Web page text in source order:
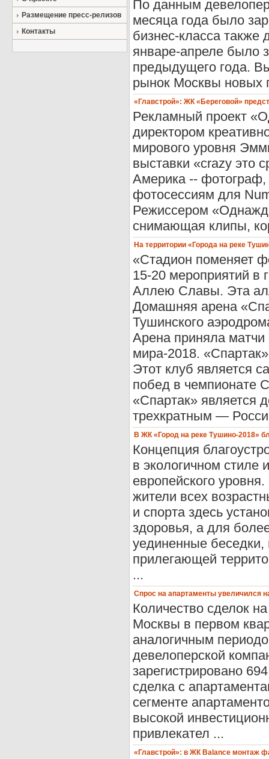
Размещение пресс-релизов
Контакты
По данным
месяца года было
бизнес-класса также
январе-апреле было
предыдущего года.
рынок Москвы новых
«Главстрой»: ЖК «Береговой»
Рекламный проект
директором
мирового уровня
выставки «crazy это
Америка -- фотограф,
фотосессиям для
Режиссером
снимающая клипы,
На территории «Города на реке
«Стадион поменяет
15-20 мероприятий в
Аллею Славы. Эта
Домашняя арена
Тушинского
Арена приняла
мира-2018.
Этот клуб является
побед в чемпионате
«Спартак» является
трехкратным —
В ЖК «Город на реке Тушино-2018»
Концепция
в экологичном
европейского
жители всех
и спорта здесь
здоровья, а для
уединенные
прилегающей
...
Спрос на апартаменты увеличился
Количество сделок
Москвы в первом
аналогичным
девелоперской
зарегистрировано
сделка с
сегменте
высокой
привлекател ...
«Главстрой»: в ЖК Balance монтаж